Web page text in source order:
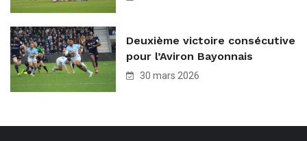
Deuxième victoire consécutive
pour l’Aviron Bayonnais
30 mars 2026